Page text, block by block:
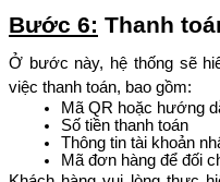
Bước 6: Thanh
Ở bước này, hệ thống sẽ
việc thanh toán, bao gồm:
Mã QR hoặc hướng
Số tiền thanh toán
Thông tin tài khoản
Mã đơn hàng để đối